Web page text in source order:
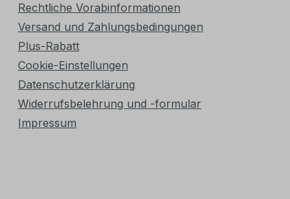
Rechtliche Vorabinformationen
Versand und Zahlungsbedingungen
Plus-Rabatt
Cookie-Einstellungen
Datenschutzerklärung
Widerrufsbelehrung und -formular
Impressum